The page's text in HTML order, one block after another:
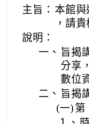
主旨： 本館
，請
說明：
一、 旨揭
分享
數位
二、 旨揭
(一) 第